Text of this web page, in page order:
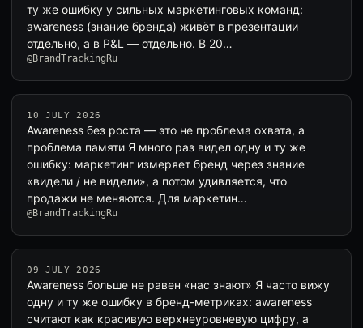
ту же ошибку у сильных маркетинговых команд:
awareness (знание бренда) живёт в презентации
отдельно, а в P&L — отдельно. В 20…
@BrandTrackingRu
10 JULY 2026
Awareness без роста — это не проблема охвата, а
проблема памяти Я много раз видел одну и ту же
ошибку: маркетинг измеряет бренд через знание
«видели / не видели», а потом удивляется, что
продажи не меняются. Для маркетин…
@BrandTrackingRu
09 JULY 2026
Awareness больше не равен «нас знают» Я часто вижу
одну и ту же ошибку в бренд-метриках: awareness
считают как красивую верхнеуровневую цифру, а